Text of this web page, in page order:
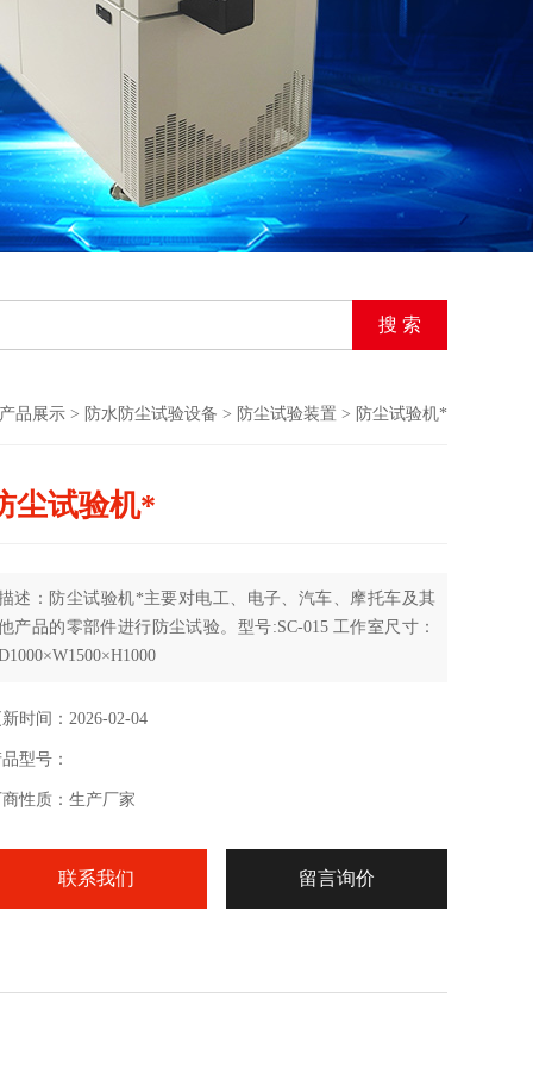
产品展示 > 防水防尘试验设备 > 防尘试验装置 > 防尘试验机*
尘试验机*
述：防尘试验机*主要对电工、电子、汽车、摩托车及其
产品的零部件进行防尘试验。型号:SC-015 工作室尺寸：
时间：2026-02-04
型号：
性质：生产厂家
联系我们 留言询价